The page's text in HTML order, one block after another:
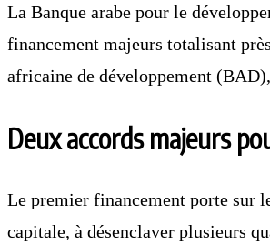
La Banque arabe pour le
financement majeurs totalisant
africaine de développement
Deux accords majeurs
Le premier financement porte sur
capitale, à désenclaver plusieurs